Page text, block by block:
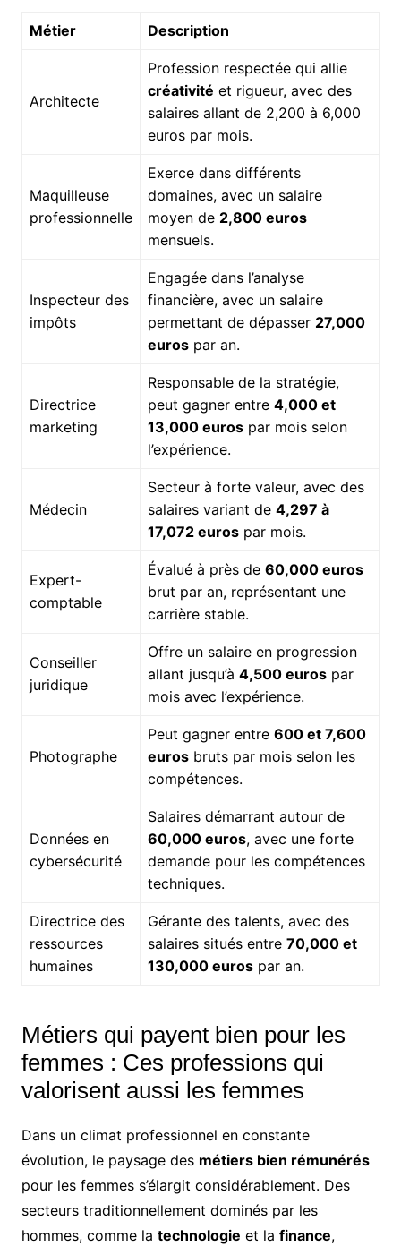
Métier Description
Architecte
Profession respectée qui allie
créativité et rigueur, avec des
salaires allant de 2,200 à 6,000
euros par mois.
Maquilleuse
professionnelle
Exerce dans différents
domaines, avec un salaire
moyen de 2,800 euros
mensuels.
Inspecteur des
impôts
Engagée dans l’analyse
financière, avec un salaire
permettant de dépasser 27,000
eurospar an.
Directrice
marketing
Responsable de la stratégie,
peut gagner entre 4,000 et
13,000 eurospar mois selon
l’expérience.
Médecin
Secteur à forte valeur, avec des
salaires variant de 4,297 à
17,072 eurospar mois.
Expert-
comptable
Évalué à près de 60,000 euros
brut par an, représentant une
carrière stable.
Conseiller
juridique
Offre un salaire en progression
allant jusqu’à 4,500 eurospar
mois avec l’expérience.
Photographe
Peut gagner entre 600 et 7,600
eurosbruts par mois selon les
compétences.
Données en
cybersécurité
Salaires démarrant autour de
60,000 euros, avec une forte
demande pour les compétences
techniques.
Directrice des
ressources
humaines
Gérante des talents, avec des
salaires situés entre 70,000 et
130,000 eurospar an.
Métiers qui payent bien pour les
femmes : Ces professions qui
valorisent aussi les femmes
Dans un climat professionnel en constante
évolution, le paysage des métiers bien rémunérés
pour les femmes s’élargit considérablement. Des
secteurs traditionnellement dominés par les
hommes, comme la technologie et la finance,